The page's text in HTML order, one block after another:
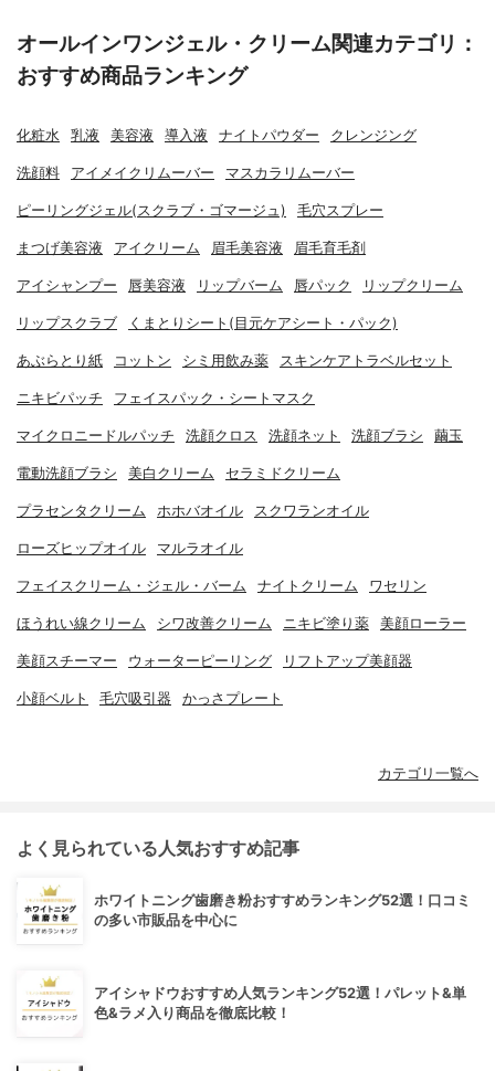
オールインワンジェル・クリーム関連カテゴリ：
おすすめ商品ランキング
化粧水 乳液 美容液 導入液 ナイトパウダー クレンジング
洗顔料 アイメイクリムーバー マスカラリムーバー
ピーリングジェル(スクラブ・ゴマージュ) 毛穴スプレー
まつげ美容液 アイクリーム 眉毛美容液 眉毛育毛剤
アイシャンプー 唇美容液 リップバーム 唇パック リップクリーム
リップスクラブ くまとりシート(目元ケアシート・パック)
あぶらとり紙 コットン シミ用飲み薬 スキンケアトラベルセット
ニキビパッチ フェイスパック・シートマスク
マイクロニードルパッチ 洗顔クロス 洗顔ネット 洗顔ブラシ 繭玉
電動洗顔ブラシ 美白クリーム セラミドクリーム
プラセンタクリーム ホホバオイル スクワランオイル
ローズヒップオイル マルラオイル
フェイスクリーム・ジェル・バーム ナイトクリーム ワセリン
ほうれい線クリーム シワ改善クリーム ニキビ塗り薬 美顔ローラー
美顔スチーマー ウォーターピーリング リフトアップ美顔器
小顔ベルト 毛穴吸引器 かっさプレート
カテゴリ一覧へ
よく見られている人気おすすめ記事
ホワイトニング歯磨き粉おすすめランキング52選！口コミ
の多い市販品を中心に
アイシャドウおすすめ人気ランキング52選！パレット&単
色&ラメ入り商品を徹底比較！